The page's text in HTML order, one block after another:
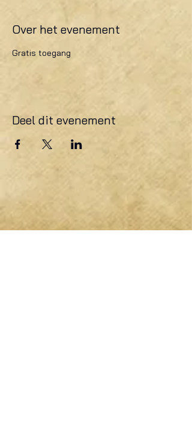
Over het evenement
Gratis toegang
Deel dit evenement